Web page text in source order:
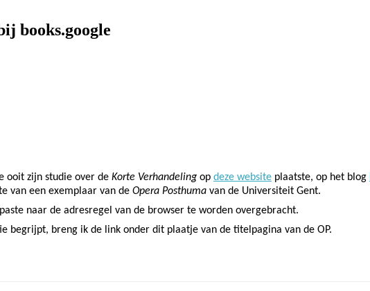
books.google
ooit zijn studie over de Korte Verhandeling op deze website plaatste, op het blog
van een exemplaar van de Opera Posthuma van de Universiteit Gent.
naar de adresregel van de browser te worden overgebracht.
begrijpt, breng ik de link onder dit plaatje van de titelpagina van de OP.